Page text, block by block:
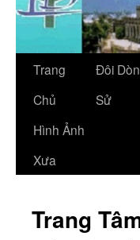
Trang
Chủ
Đôi
Sử
Hình Ảnh
Xưa
Trang